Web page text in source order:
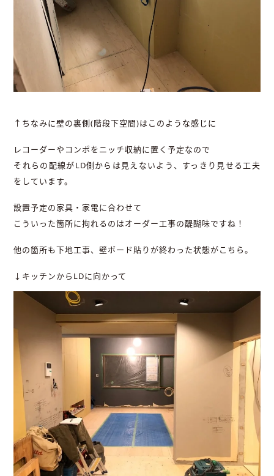
↑ちなみに壁の裏側(階段下空間)はこのような感じに
レコーダーやコンポをニッチ収納に置く予定なので
それらの配線がLD側からは見えないよう、すっきり見せる工夫
をしています。
設置予定の家具・家電に合わせて
こういった箇所に拘れるのはオーダー工事の醍醐味ですね！
他の箇所も下地工事、壁ボード貼りが終わった状態がこちら。
↓キッチンからLDに向かって